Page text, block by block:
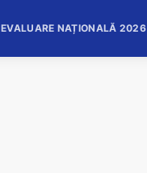
EVALUARE NAȚIONALĂ 2026